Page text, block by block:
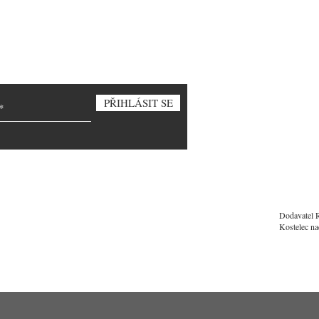
PŘIHLÁSIT SE
Dodavatel
Kostelec